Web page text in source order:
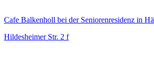
Cafe Balkenholl bei der Seniorenresidenz in
Hildesheimer Str. 2 f